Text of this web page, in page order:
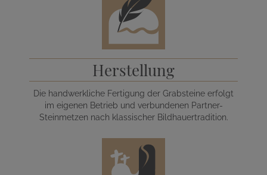
Herstellung
Die handwerkliche Fertigung der Grabsteine erfolgt
im eigenen Betrieb und verbundenen Partner-
Steinmetzen nach klassischer Bildhauertradition.